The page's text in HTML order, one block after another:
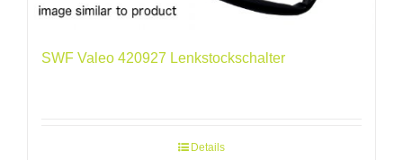
SWF Valeo 420927 Lenkstockschalter
Details